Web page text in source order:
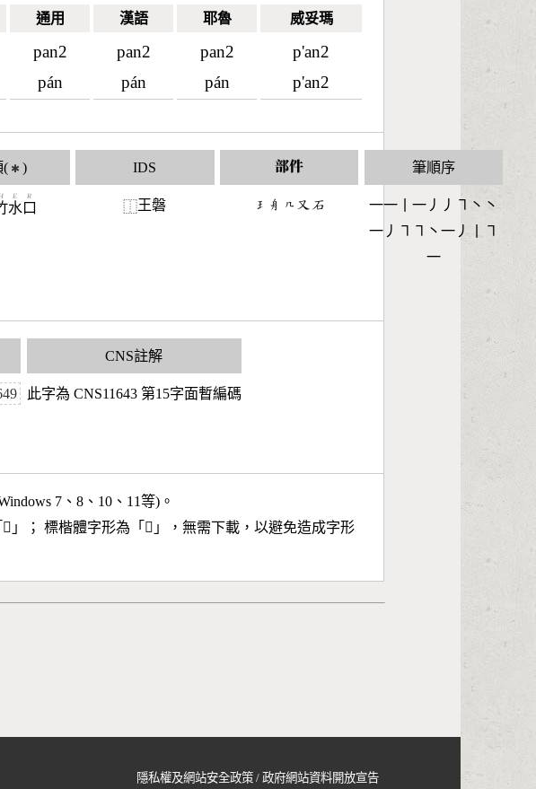
通用 漢語 耶魯 威妥瑪
pan2
pán
pan2
pán
pan2
pán
p'an2
p'an2
( ✱ )
水
E
口
R
IDS
⿰王磐
部件
󶂭󶆌󶀹󶁓󶄢
筆順序
一一丨一丿丿㇕丶丶
一丿㇕㇕丶一丿丨㇕
一
CNS註解
此字為 CNS11643 第15字面暫編碼
7、8、10、11等)。
𪼪 」； 標楷體字形為「 𪼪 」，無需下載，以避免造成字形
隱私權及網站安全政策 /政府網站資料開放宣告